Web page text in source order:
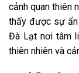
cảnh quan thiên
thấy được sự ẩn
Đà Lạt nơi tâm
thiên nhiên và